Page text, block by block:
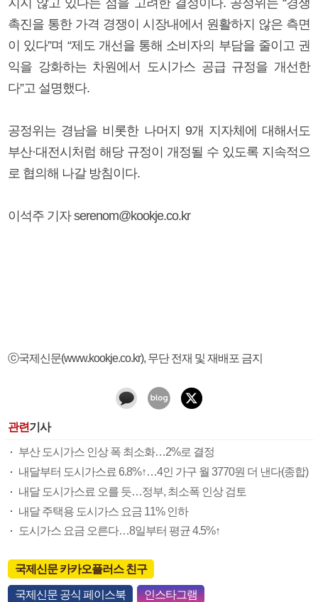
지지 않고 있다는 점을 고려한 결정이다. 공정위는 “경쟁
촉진을 통한 가격 경쟁이 시장내에서 원활하지 않은 측면
이 있다”며 “제도 개선을 통해 소비자의 부담을 줄이고 권
익을 강화하는 차원에서 도시가스 공급 규정을 개선한
다”고 설명했다.
공정위는 경남을 비롯한 나머지 9개 지자체에 대해서도
부산·대전시처럼 해당 규정이 개정될 수 있도록 지속적으
로 협의해 나갈 방침이다.
이석주 기자 serenom@kookje.co.kr
ⓒ국제신문(www.kookje.co.kr), 무단 전재 및 재배포 금지
관련기사
부산 도시가스 인상 폭 최소화…2%로 결정
내달부터 도시가스료 6.8%↑…4인 가구 월 3770원 더 낸다(종합)
내달 도시가스료 오를 듯…정부, 최소폭 인상 검토
내달 주택용 도시가스 요금 11% 인하
도시가스 요금 오른다…8일부터 평균 4.5%↑
국제신문 카카오플러스 친구
국제신문 공식 페이스북 인스타그램